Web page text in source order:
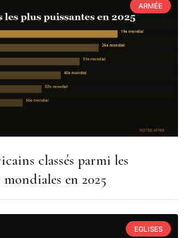
ARMÉE
classés parmi les
en 2025
EGLISES